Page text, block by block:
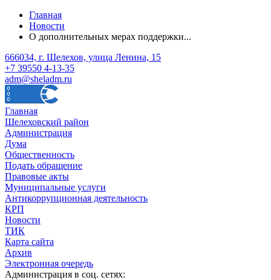
Главная
Новости
О дополнительных мерах поддержки...
666034, г. Шелехов, улица Ленина, 15
+7 39550 4-13-35
adm@sheladm.ru
Главная
Шелеховский район
Администрация
Дума
Общественность
Подать обращение
Правовые акты
Муниципальные услуги
Антикоррупционная деятельность
КРП
Новости
ТИК
Карта сайта
Архив
Электронная очередь
Администрация в соц. сетях: